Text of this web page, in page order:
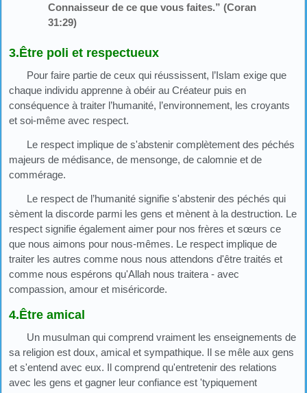
Connaisseur de ce que vous faites.” (Coran
31:29)
3.Être poli et respectueux
Pour faire partie de ceux qui réussissent, l’Islam exige que
chaque individu apprenne à obéir au Créateur puis en
conséquence à traiter l’humanité, l’environnement, les croyants
et soi-même avec respect.
Le respect implique de s'abstenir complètement des péchés
majeurs de médisance, de mensonge, de calomnie et de
commérage.
Le respect de l’humanité signifie s'abstenir des péchés qui
sèment la discorde parmi les gens et mènent à la destruction. Le
respect signifie également aimer pour nos frères et sœurs ce
que nous aimons pour nous-mêmes. Le respect implique de
traiter les autres comme nous nous attendons d'être traités et
comme nous espérons qu'Allah nous traitera - avec
compassion, amour et miséricorde.
4.Être amical
Un musulman qui comprend vraiment les enseignements de
sa religion est doux, amical et sympathique. Il se mêle aux gens
et s'entend avec eux. Il comprend qu'entretenir des relations
avec les gens et gagner leur confiance est 'typiquement